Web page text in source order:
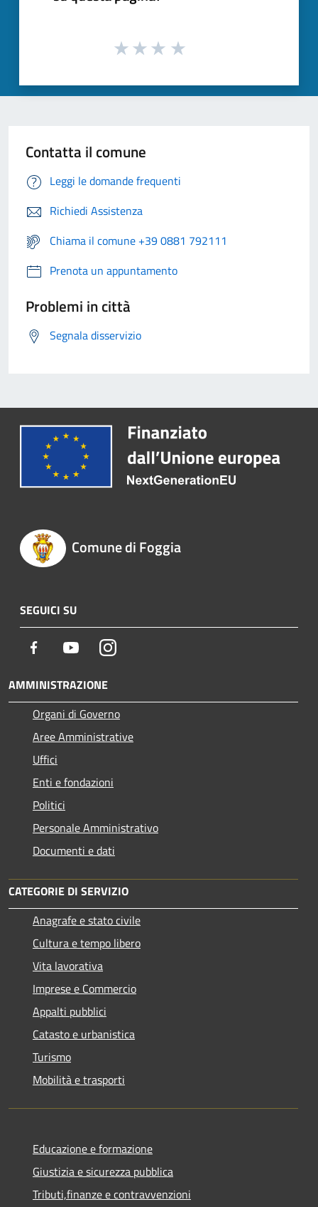
Contatta il comune
Leggi le domande frequenti
Richiedi Assistenza
Chiama il comune +39 0881 792111
Prenota un appuntamento
Problemi in città
Segnala disservizio
Comune di Foggia
SEGUICI SU
Facebook YoutubeInstagram
AMMINISTRAZIONE
Organi di Governo
Aree Amministrative
Uffici
Enti e fondazioni
Politici
Personale Amministrativo
Documenti e dati
CATEGORIE DI SERVIZIO
Anagrafe e stato civile
Cultura e tempo libero
Vita lavorativa
Imprese e Commercio
Appalti pubblici
Catasto e urbanistica
Turismo
Mobilità e trasporti
Educazione e formazione
Giustizia e sicurezza pubblica
Tributi,finanze e contravvenzioni